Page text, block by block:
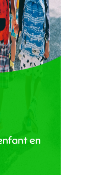
en